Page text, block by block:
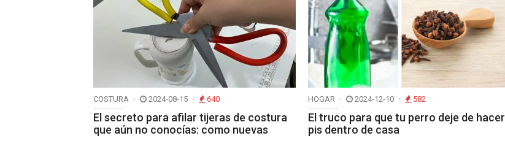
COSTURA 2024-08-15 640
El secreto para afilar tijeras de costura
que aún no conocías: como nuevas
HOGAR 2024-12-10 582
El truco para que tu perro deje de hacer
pis dentro de casa